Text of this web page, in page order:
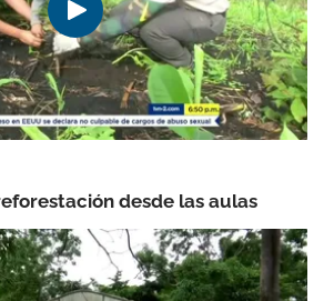
desde las aulas